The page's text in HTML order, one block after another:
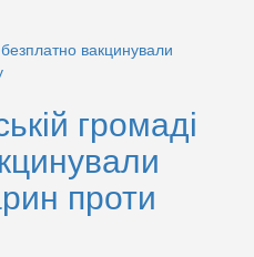
громаді
проти